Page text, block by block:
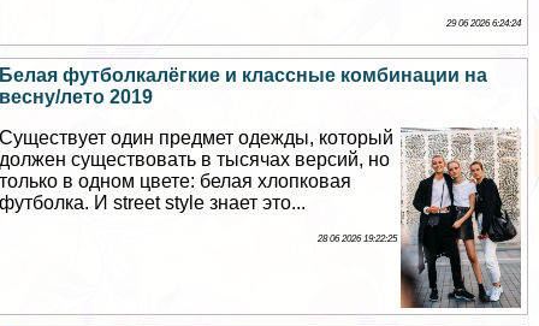
29 06 2026 6:24:24
Белая футболкалёгкие и классные комбинации на
весну/лето 2019
Существует один предмет одежды, который
должен существовать в тысячах версий, но
только в одном цвете: белая хлопковая
футболка. И street style знает это...
28 06 2026 19:22:25